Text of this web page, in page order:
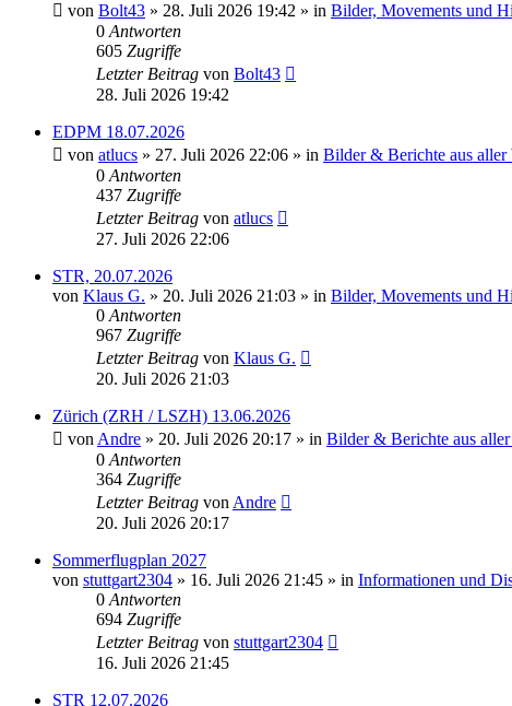
von Bolt43 » 28. Juli 2026 19:42 » in Bilder, Movements und
0 Antworten
605 Zugriffe
Letzter Beitrag von Bolt43
28. Juli 2026 19:42
EDPM 18.07.2026
von atlucs » 27. Juli 2026 22:06 » in Bilder & Berichte aus aller
0 Antworten
437 Zugriffe
Letzter Beitrag von atlucs
27. Juli 2026 22:06
STR, 20.07.2026
von Klaus G. » 20. Juli 2026 21:03 » in Bilder, Movements und
0 Antworten
967 Zugriffe
Letzter Beitrag von Klaus G.
20. Juli 2026 21:03
Zürich (ZRH / LSZH) 13.06.2026
von Andre » 20. Juli 2026 20:17 » in Bilder & Berichte aus
0 Antworten
364 Zugriffe
Letzter Beitrag von Andre
20. Juli 2026 20:17
Sommerflugplan 2027
von stuttgart2304 » 16. Juli 2026 21:45 » in Informationen und
0 Antworten
694 Zugriffe
Letzter Beitrag von stuttgart2304
16. Juli 2026 21:45
STR 12.07.2026